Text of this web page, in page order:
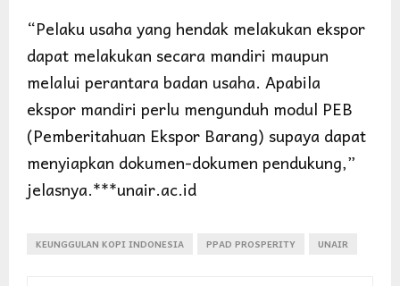
“Pelaku usaha yang hendak melakukan ekspor
dapat melakukan secara mandiri maupun
melalui perantara badan usaha. Apabila
ekspor mandiri perlu mengunduh modul PEB
(Pemberitahuan Ekspor Barang) supaya dapat
menyiapkan dokumen-dokumen pendukung,”
jelasnya.***unair.ac.id
KEUNGGULAN KOPI INDONESIA PPAD PROSPERITY UNAIR